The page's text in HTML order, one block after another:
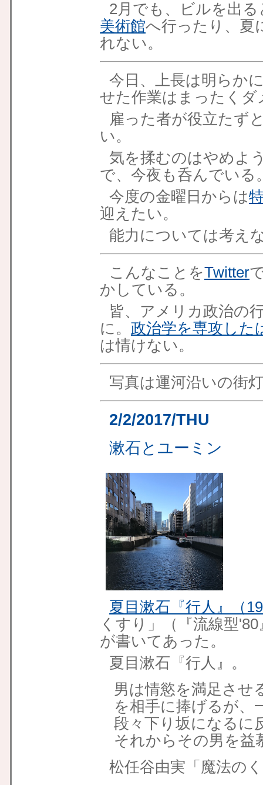
2月でも、ビルを出
美術館へ行ったり、夏
れない。
今日、上長は明らか
せた作業はまったく
雇った者が役立たず
い。
気を揉むのはやめよ
で、今夜も呑んでいる
今度の金曜日からは
迎えたい。
能力については考え
こんなことをTwitter
かしている。
皆、アメリカ政治の
に。 政治学を専攻した
は情けない。
写真は運河沿いの街
2/2/2017/THU
漱石とユーミン
夏目漱石『行人』（
くすり」（『流線型'80
が書いてあった。
夏目漱石『行人』。
男は情慾を満足させ
を相手に捧げるが、
段々下り坂になるに
それからその男を益
松任谷由実「魔法の